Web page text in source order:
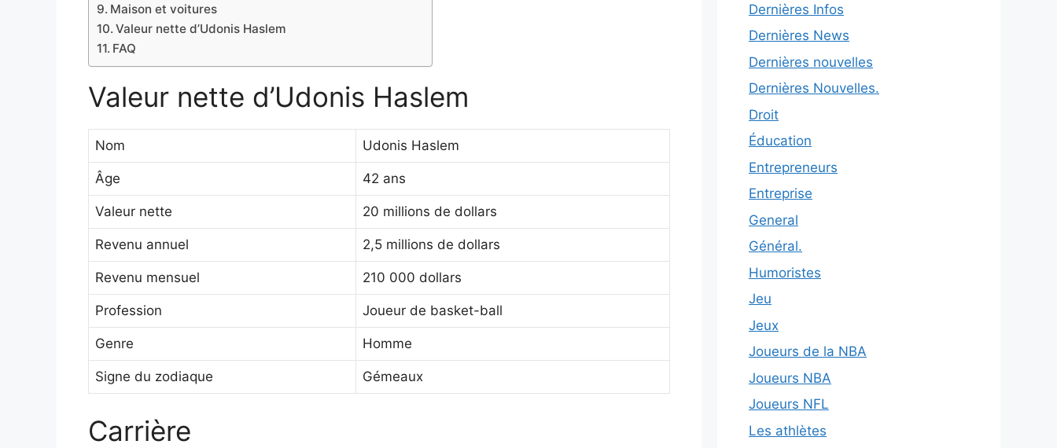
Maison et voitures
Valeur nette d’Udonis Haslem
FAQ
Valeur nette d’Udonis Haslem
Nom Udonis Haslem
Âge 42 ans
Valeur nette 20 millions de dollars
Revenu annuel 2,5 millions de dollars
Revenu mensuel 210 000 dollars
Profession Joueur de basket-ball
Genre Homme
Signe du zodiaque Gémeaux
Carrière
Dernières Infos
Dernières News
Dernières nouvelles
Dernières Nouvelles.
Droit
Éducation
Entrepreneurs
Entreprise
General
Général.
Humoristes
Jeu
Jeux
Joueurs de la NBA
Joueurs NBA
Joueurs NFL
Les athlètes